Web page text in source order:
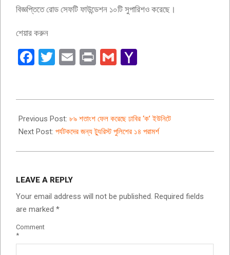
বিজ্ঞপ্তিতে রোড সেফটি ফাউন্ডেশন ১০টি সুপারিশও করেছে।
শেয়ার করুন
Facebook
Twitter
EmailPrintGmail
07-
04
Previous Post: ৮৯ শতাংশ ফেল করেছে ঢাবির ‘ক’ ইউনিটে
Next Post: পর্যটকদের জন্য ট্যুরিস্ট পুলিশের ১৪ পরামর্শ
LEAVE A REPLY
Your email address will not be published. Required fields
are marked *
Comment
*